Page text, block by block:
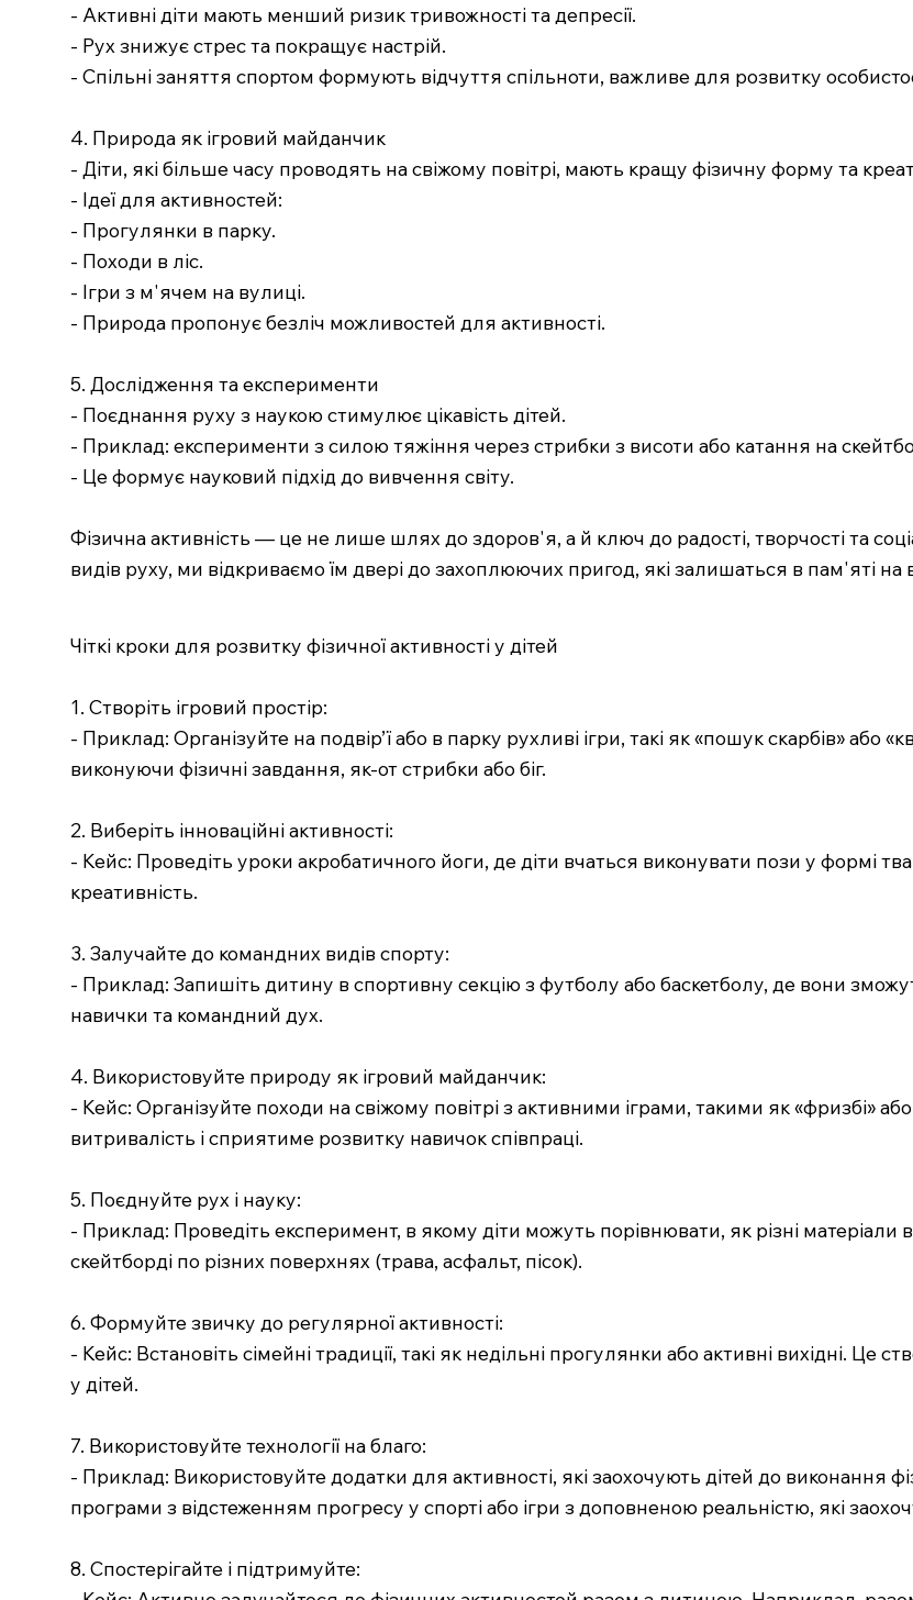
- Активні діти мають менший ризик тривожності та депресії.
- Рух знижує стрес та покращує настрій.
- Спільні заняття спортом формують відчуття спільноти, важливе для розвитку
4. Природа як ігровий майданчик
- Діти, які більше часу проводять на свіжому повітрі, мають кращу фізичну форму та
- Ідеї для активностей:
- Прогулянки в парку.
- Походи в ліс.
- Ігри з м'ячем на вулиці.
- Природа пропонує безліч можливостей для активності.
5. Дослідження та експерименти
- Поєднання руху з наукою стимулює цікавість дітей.
- Приклад: експерименти з силою тяжіння через стрибки з висоти або катання на
- Це формує науковий підхід до вивчення світу.
Фізична активність — це не лише шлях до здоров'я, а й ключ до радості, творчості та
видів руху, ми відкриваємо їм двері до захоплюючих пригод, які залишаться в пам'яті на
Чіткі кроки для розвитку фізичної активності у дітей
1. Створіть ігровий простір:
- Приклад: Організуйте на подвір’ї або в парку рухливі ігри, такі як «пошук скарбів» або
виконуючи фізичні завдання, як-от стрибки або біг.
2. Виберіть інноваційні активності:
- Кейс: Проведіть уроки акробатичного йоги, де діти вчаться виконувати пози у формі
креативність.
3. Залучайте до командних видів спорту:
- Приклад: Запишіть дитину в спортивну секцію з футболу або баскетболу, де вони
навички та командний дух.
4. Використовуйте природу як ігровий майданчик:
- Кейс: Організуйте походи на свіжому повітрі з активними іграми, такими як «фризбі»
витривалість і сприятиме розвитку навичок співпраці.
5. Поєднуйте рух і науку:
- Приклад: Проведіть експеримент, в якому діти можуть порівнювати, як різні
скейтборді по різних поверхнях (трава, асфальт, пісок).
6. Формуйте звичку до регулярної активності:
- Кейс: Встановіть сімейні традиції, такі як недільні прогулянки або активні вихідні. Це
у дітей.
7. Використовуйте технології на благо:
- Приклад: Використовуйте додатки для активності, які заохочують дітей до виконання
програми з відстеженням прогресу у спорті або ігри з доповненою реальністю, які
8. Спостерігайте і підтримуйте: